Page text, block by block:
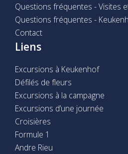
Questions fréquentes - Visites
Questions fréquentes -
Contact
Liens
Excursions à Keukenhof
Défilés de fleurs
Excursions à la campagne
Excursions d’une journée
Croisières
Formule 1
Andre Rieu